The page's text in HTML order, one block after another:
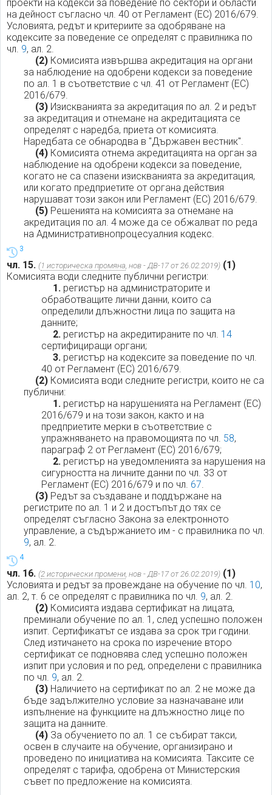
проекти на кодекси за поведение по сектори и области
на дейност съгласно чл. 40 от Регламент (ЕС) 2016/679.
Условията, редът и критериите за одобряване на
кодексите за поведение се определят с правилника по
чл. 9, ал. 2.
(2) Комисията извършва акредитация на органи
за наблюдение на одобрени кодекси за поведение
по ал. 1 в съответствие с чл. 41 от Регламент (ЕС)
2016/679.
(3) Изискванията за акредитация по ал. 2 и редът
за акредитация и отнемане на акредитацията се
определят с наредба, приета от комисията.
Наредбата се обнародва в "Държавен вестник".
(4) Комисията отнема акредитацията на орган за
наблюдение на одобрени кодекси за поведение,
когато не са спазени изискванията за акредитация,
или когато предприетите от органа действия
нарушават този закон или Регламент (ЕС) 2016/679.
(5) Решенията на комисията за отнемане на
акредитация по ал. 4 може да се обжалват по реда
на Административнопроцесуалния кодекс.
3
чл. 15. (1 историческа промяна, нов - ДВ-17 от 26.02.2019) (1)
Комисията води следните публични регистри:
1.регистър на администраторите и
обработващите лични данни, които са
определили длъжностни лица по защита на
данните;
2.регистър на акредитираните по чл. 14
сертифициращи органи;
3.регистър на кодексите за поведение по чл.
40 от Регламент (ЕС) 2016/679.
(2) Комисията води следните регистри, които не са
публични:
1.регистър на нарушенията на Регламент (ЕС)
2016/679 и на този закон, както и на
предприетите мерки в съответствие с
упражняването на правомощията по чл. 58,
параграф 2 от Регламент (ЕС) 2016/679;
2.регистър на уведомленията за нарушения на
сигурността на личните данни по чл. 33 от
Регламент (ЕС) 2016/679 и по чл. 67.
(3) Редът за създаване и поддържане на
регистрите по ал. 1 и 2 и достъпът до тях се
определят съгласно Закона за електронното
управление, а съдържанието им - с правилника по чл.
9, ал. 2.
4
чл. 16. (2 исторически промени, нов - ДВ-17 от 26.02.2019) (1)
Условията и редът за провеждане на обучение по чл. 10,
ал. 2, т. 6 се определят с правилника по чл. 9, ал. 2.
(2) Комисията издава сертификат на лицата,
преминали обучение по ал. 1, след успешно положен
изпит. Сертификатът се издава за срок три години.
След изтичането на срока по изречение второ
сертификат се подновява след успешно положен
изпит при условия и по ред, определени с правилника
по чл. 9, ал. 2.
(3) Наличието на сертификат по ал. 2 не може да
бъде задължително условие за назначаване или
изпълнение на функциите на длъжностно лице по
защита на данните.
(4) За обучението по ал. 1 се събират такси,
освен в случаите на обучение, организирано и
проведено по инициатива на комисията. Таксите се
определят с тарифа, одобрена от Министерския
съвет по предложение на комисията.